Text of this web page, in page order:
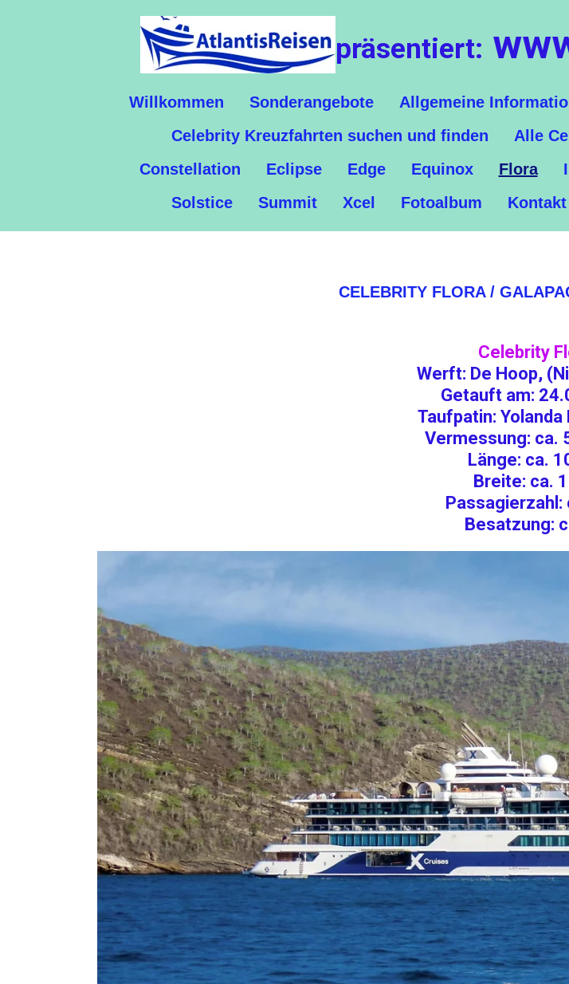
präsentiert:
Willkommen Sonderangebote Allgemeine
Celebrity Kreuzfahrten suchen und finden
Alle
Constellation
Eclipse Edge Equinox Flora
Solstice
Summit Xcel Fotoalbum Kontakt
CELEBRITY FLORA /
Celebrity
Werft: De Hoop,
Getauft am:
Taufpatin: Yolanda
Vermessung: ca.
Länge: ca.
Breite: ca.
Passagierzahl:
Besatzung: